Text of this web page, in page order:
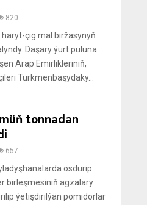
820
çig mal biržasynyň
Daşary ýurt puluna
Arap Emirlikleriniň,
Türkmenbaşydaky...
tonnadan
657
ösdürip
birleşmesiniň agzalary
ýetişdirilýän pomidorlar